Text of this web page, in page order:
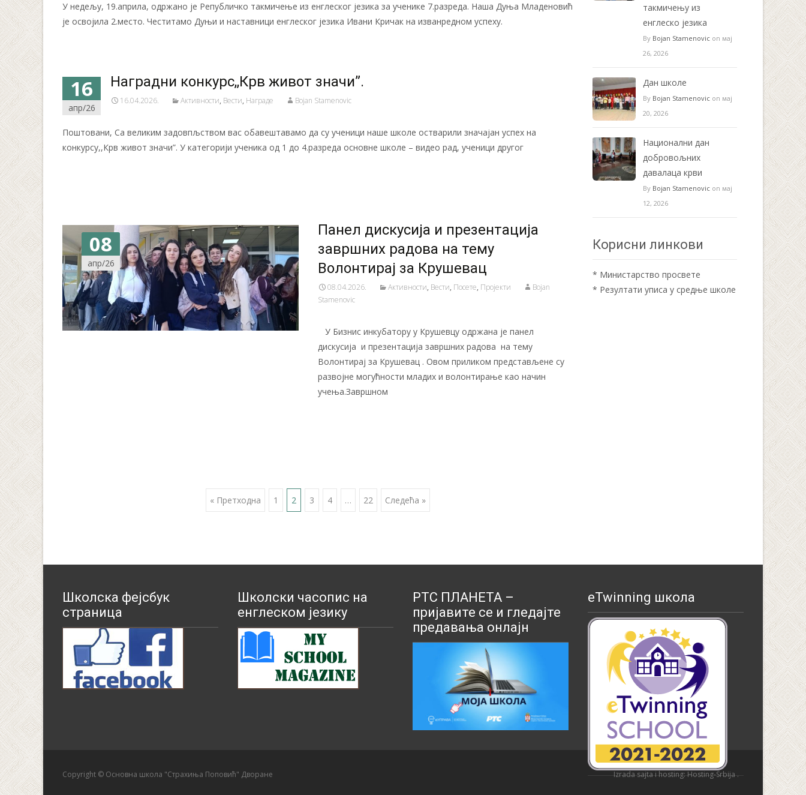
У недељу, 19.априла, одржано је Републичко такмичење из енглеског језика за ученике 7.разреда. Наша Дуња Младеновић
је освојила 2.место. Честитамо Дуњи и наставници енглеског језика Ивани Кричак на изванредном успеху.
16
апр/26
Наградни конкурс,,Крв живот значи”.
16.04.2026. Активности, Вести, Награде Bojan Stamenovic
Поштовани, Са великим задовпљством вас обавештавамо да су ученици наше школе остварили значајан успех на
конкурсу,,Крв живот значи”. У категорији ученика од 1 до 4.разреда основне школе – видео рад, ученици другог
08
апр/26
Панел дискусија и презентација
завршних радова на тему
Волонтирај за Крушевац
08.04.2026. Активности, Вести, Посете, Пројекти
Bojan
Stamenovic
У Бизнис инкубатору у Крушевцу одржана је панел
дискусија и презентација завршних радова на тему
Волонтирај за Крушевац . Овом приликом представљене су
развојне могућности младих и волонтирање као начин
учења.Завршном
« Претходна 1 2 3 4 … 22 Следећа »
такмичењу из
енглеско језика
By Bojan Stamenovic on мај
26, 2026
Дан школе
By Bojan Stamenovic on мај
20, 2026
Национални дан
добровољних
давалаца крви
By Bojan Stamenovic on мај
12, 2026
Корисни линкови
* Министарство просвете
* Резултати уписа у средње школе
Школска фејсбук
страница
Школски часопис на
енглеском језику
РТС ПЛАНЕТА –
пријавите се и гледајте
предавања онлајн
eTwinning школа
Copyright © Основна школа "Страхиња Поповић" Дворане Izrada sajta i hosting: Hosting-Srbija .